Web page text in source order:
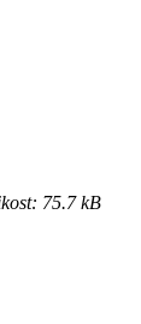
75.7 kB